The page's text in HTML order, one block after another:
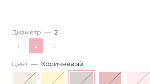
Диаметр — 2
1
2 3
Цвет — Коричневый